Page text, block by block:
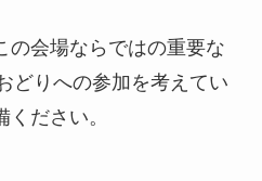
の会場ならではの重要な
どりへの参加を考えてい
ださい。